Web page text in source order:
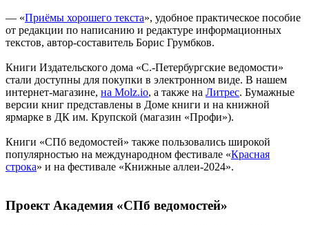
— «Приёмы хорошего текста», удобное практическое пособие
от редакции по написанию и редактуре информационных
текстов, автор-составитель Борис Грумбков.
Книги Издательского дома «С.-Петербургские ведомости»
стали доступны для покупки в электронном виде. В нашем
интернет-магазине, на Molz.io, а также на Литрес. Бумажные
версии книг представлены в Доме книги и на книжной
ярмарке в ДК им. Крупской (магазин «Профи»).
Книги «СПб ведомостей» также пользовались широкой
популярностью на международном фестивале «Красная
строка» и на фестивале «Книжные аллеи-2024».
Проект Академия «СПб ведомостей»